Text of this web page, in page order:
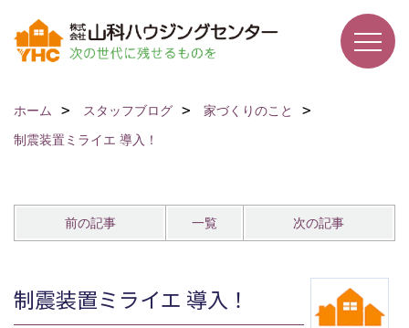
ホーム スタッフブログ
家づくりのこと
制震装置ミライエ 導入！
前の記事 一覧 次の記事
制震装置ミライエ 導入！